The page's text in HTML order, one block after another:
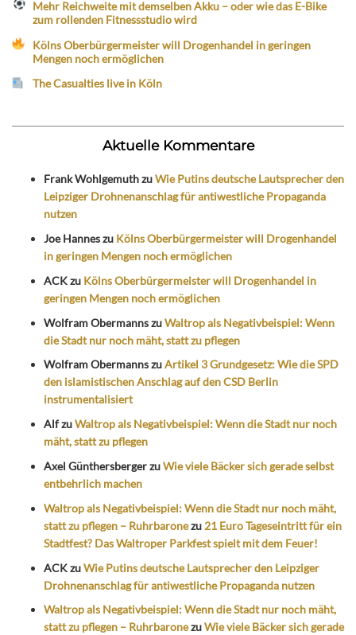
Mehr Reichweite mit demselben Akku – oder wie das E-Bike
zum rollenden Fitnessstudio wird
Kölns Oberbürgermeister will Drogenhandel in geringen
Mengen noch ermöglichen
The Casualties live in Köln
Aktuelle Kommentare
Frank WohlgemuthzuWie Putins deutsche Lautsprecher den
Leipziger Drohnenanschlag für antiwestliche Propaganda
nutzen
Joe Hanneszu Kölns Oberbürgermeister will Drogenhandel
in geringen Mengen noch ermöglichen
ACKzu Kölns Oberbürgermeister will Drogenhandel in
geringen Mengen noch ermöglichen
Wolfram ObermannszuWaltrop als Negativbeispiel: Wenn
die Stadt nur noch mäht, statt zu pflegen
Wolfram ObermannszuArtikel 3 Grundgesetz: Wie die SPD
den islamistischen Anschlag auf den CSD Berlin
instrumentalisiert
AlfzuWaltrop als Negativbeispiel: Wenn die Stadt nur noch
mäht, statt zu pflegen
Axel GünthersbergerzuWie viele Bäcker sich gerade selbst
entbehrlich machen
Waltrop als Negativbeispiel: Wenn die Stadt nur noch mäht,
statt zu pflegen – Ruhrbaronezu 21 Euro Tageseintritt für ein
Stadtfest? Das Waltroper Parkfest spielt mit dem Feuer!
ACKzuWie Putins deutsche Lautsprecher den Leipziger
Drohnenanschlag für antiwestliche Propaganda nutzen
Waltrop als Negativbeispiel: Wenn die Stadt nur noch mäht,
statt zu pflegen – RuhrbaronezuWie viele Bäcker sich gerade